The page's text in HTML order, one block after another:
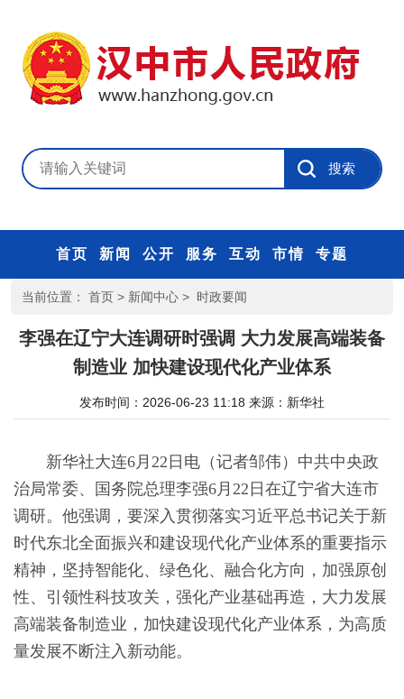
首页 新闻 公开 服务 互动 市情 专题
当前位置： 首页 > 新闻中心 > 时政要闻
李强在辽宁大连调研时强调 大力发展高端装备
制造业 加快建设现代化产业体系
发布时间：2026-06-23 11:18 来源： 新华社
新华社大连6月22日电（记者邹伟）中共中央政
治局常委、国务院总理李强6月22日在辽宁省大连市
调研。他强调，要深入贯彻落实习近平总书记关于新
时代东北全面振兴和建设现代化产业体系的重要指示
精神，坚持智能化、绿色化、融合化方向，加强原创
性、引领性科技攻关，强化产业基础再造，大力发展
高端装备制造业，加快建设现代化产业体系，为高质
量发展不断注入新动能。